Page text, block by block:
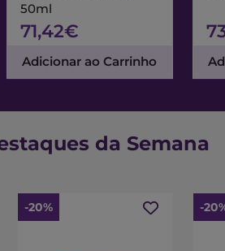
50ml
71,42€
Adicionar ao Carrinho
da Semana
-20% -